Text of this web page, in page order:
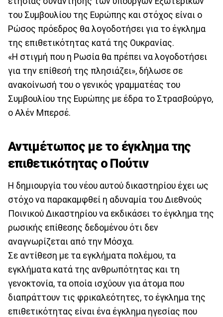
του Συμβουλίου της Ευρώπης και στόχος είναι ο
Ρώσος πρόεδρος θα λογοδοτήσει για το έγκλημα
της επιθετικότητας κατά της Ουκρανίας.
«Η στιγμή που η Ρωσία θα πρέπει να λογοδοτήσει
για την επίθεσή της πλησιάζει», δήλωσε σε
ανακοίνωσή του ο γενικός γραμματέας του
Συμβουλίου της Ευρώπης με έδρα το Στρασβούργο,
ο Αλέν Μπερσέ.
Αντιμέτωπος με το έγκλημα της
επιθετικότητας ο Πούτιν
Η δημιουργία του νέου αυτού δικαστηρίου έχει ως
στόχο να παρακαμφθεί η αδυναμία του Διεθνούς
Ποινικού Δικαστηρίου να εκδικάσει το έγκλημα της
ρωσικής επίθεσης δεδομένου ότι δεν
αναγνωρίζεται από την Μόσχα.
Σε αντίθεση με τα εγκλήματα πολέμου, τα
εγκλήματα κατά της ανθρωπότητας και τη
γενοκτονία, τα οποία ισχύουν για άτομα που
διαπράττουν τις φρικαλεότητες, το έγκλημα της
επιθετικότητας είναι ένα έγκλημα ηγεσίας που